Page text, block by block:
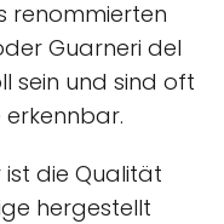
renommierten
Guarneri del
sein und sind oft
ist die Qualität
hergestellt